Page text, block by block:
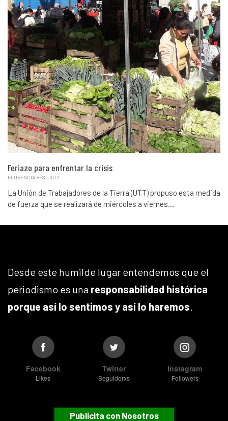
Feriazo para enfrentar la crisis
FLORENCIA RESTUCCI
La Unión de Trabajadores de la Tierra (UTT) propuso esta medida
de fuerza que se realizará de miércoles a viernes…
Desde este humilde lugar entendemos que el
periodismo es una responsabilidad histórica
porque así lo sentimos y así lo haremos
Facebook
Likes
Twitter
Seguidorxs
Instagram
Followers
Publicita con Nosotros